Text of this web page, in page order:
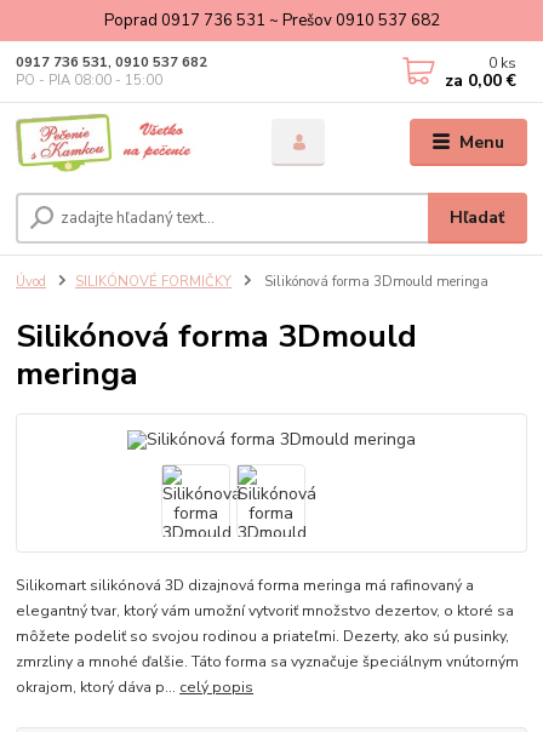
Poprad 0917 736 531 ~ Prešov 0910 537 682
Menu
Hľadať
0917 736 531, 0910 537 682
PO - PIA 08:00 - 15:00
0 ks
za 0,00 €
Úvod SILIKÓNOVÉ FORMIČKY Silikónová forma 3Dmould meringa
Silikónová forma 3Dmould
meringa
Silikomart silikónová 3D dizajnová forma meringa má rafinovaný a
elegantný tvar, ktorý vám umožní vytvoriť množstvo dezertov, o ktoré sa
môžete podeliť so svojou rodinou a priateľmi. Dezerty, ako sú pusinky,
zmrzliny a mnohé ďalšie. Táto forma sa vyznačuje špeciálnym vnútorným
okrajom, ktorý dáva p... celý popis